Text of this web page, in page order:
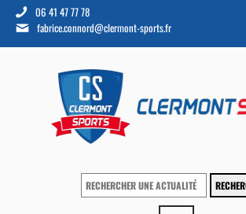
06 41 47 77 78
fabrice.connord@clermont-sports.fr